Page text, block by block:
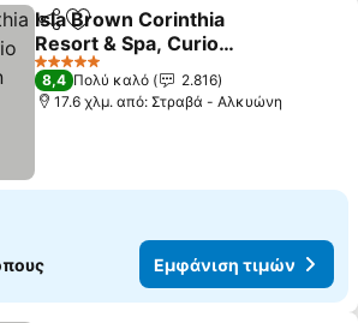
Κοινοποίηση
Προσθήκη στα αγαπημένα
Isla Brown Corinthia
Resort & Spa, Curio
Collection Hilton
5 Αστέρια
8,4 Πολύ καλό
2.816
17.6 χλμ. από: Στραβά - Αλκυώνη
Εμφάνιση τιμών